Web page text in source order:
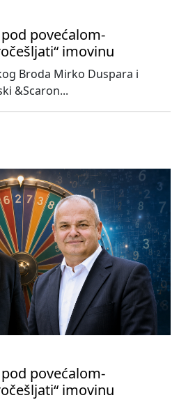
povećalom-
imovinu
Broda Mirko Duspara i
&Scaron...
povećalom-
imovinu